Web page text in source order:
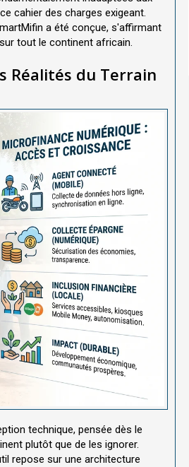
cahier des charges exigeant.
a été conçue, s'affirmant
tout le continent africain.
Réalités du Terrain
technique, pensée dès le
plutôt que de les ignorer.
repose sur une architecture